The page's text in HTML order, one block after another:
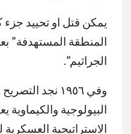
يمكن قتل او تحييد
المنطقة المستهدفة”
الجراثيم”.
وفي ١٩٥٦ نجد
البيولوجية
الاستراتيجية العسكرية